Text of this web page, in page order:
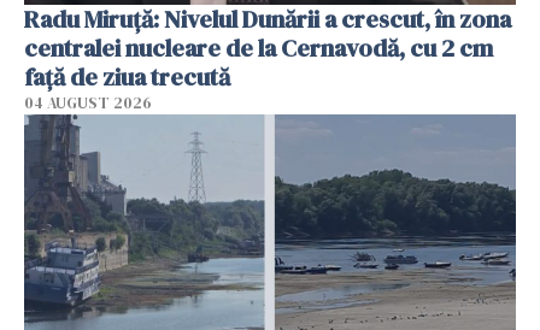
Radu Miruţă: Nivelul Dunării a crescut, în zona
centralei nucleare de la Cernavodă, cu 2 cm
faţă de ziua trecută
04 AUGUST 2026